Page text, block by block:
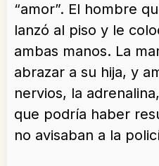
“amor”. El hombre
lanzó al piso y le
ambas manos. La
abrazar a su hija, y
nervios, la
que podría haber
no avisaban a la